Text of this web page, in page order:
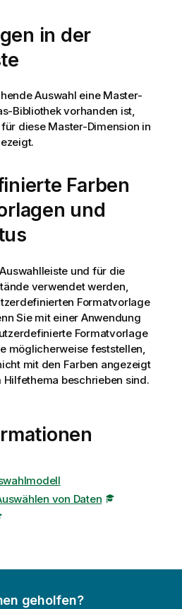
in der
Auswahl eine Master-
Bibliothek vorhanden ist,
diese Master-Dimension in
Farben
und
und für die
verwendet werden,
Formatvorlage
Sie mit einer Anwendung
Formatvorlage
möglicherweise feststellen,
mit den Farben angezeigt
beschrieben sind.
von Daten
geholfen?